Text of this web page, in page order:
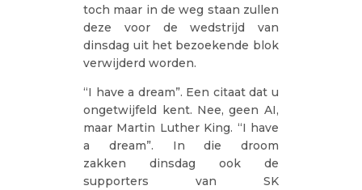
toch maar in de weg staan zullen
deze voor de wedstrijd van
dinsdag uit het bezoekende blok
verwijderd worden.
“I have a dream”. Een citaat dat u
ongetwijfeld kent. Nee, geen AI,
maar Martin Luther King. “I have
a dream”. In die droom
zakken dinsdag ook de
supporters van SK